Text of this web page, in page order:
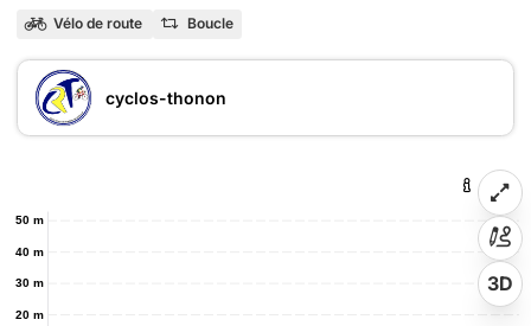
Vélo de route Boucle
cyclos-thonon
20 m
30 m
40 m
50 m
3D